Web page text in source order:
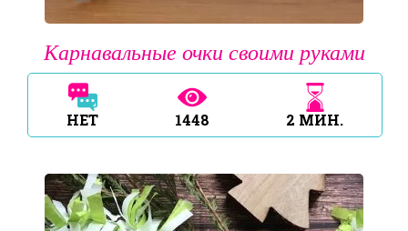
Карнавальные очки своими руками
НЕТ 1448 2 МИН.